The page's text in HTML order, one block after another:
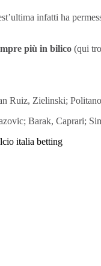
infatti ha
più in bilico (qui
Ruiz, Zielinski;
Barak, Caprari;